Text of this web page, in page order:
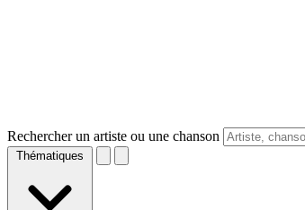
Rechercher un artiste ou une chanson
Thématiques